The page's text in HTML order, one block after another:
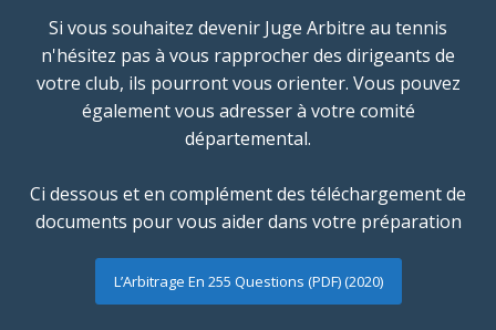
Si vous souhaitez devenir Juge Arbitre au tennis
n'hésitez pas à vous rapprocher des dirigeants de
votre club, ils pourront vous orienter. Vous pouvez
également vous adresser à votre comité
départemental.
Ci dessous et en complément des téléchargement de
documents pour vous aider dans votre préparation
L’Arbitrage En 255 Questions (PDF) (2020)